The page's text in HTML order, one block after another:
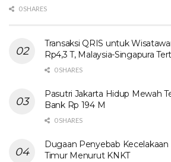
0 SHARES
Transaksi QRIS untuk
Rp4,3 T, Malaysia-Singapura
0 SHARES
Pasutri Jakarta Hidup Mewah
Bank Rp 194 M
0 SHARES
Dugaan Penyebab
Timur Menurut KNKT